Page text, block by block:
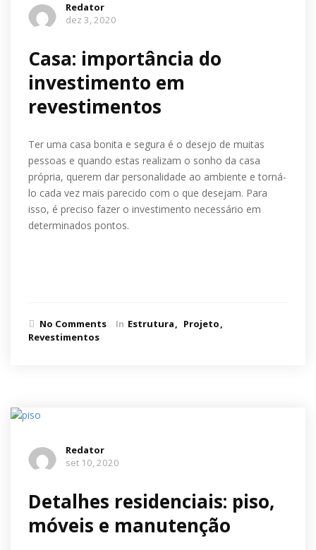
Redator
dez 3, 2020
Casa: importância do
investimento em
revestimentos
Ter uma casa bonita e segura é o desejo de muitas
pessoas e quando estas realizam o sonho da casa
própria, querem dar personalidade ao ambiente e torná-
lo cada vez mais parecido com o que desejam. Para
isso, é preciso fazer o investimento necessário em
determinados pontos.
No Comments In Estrutura
Projeto
Revestimentos
Redator
set 10, 2020
Detalhes residenciais: piso,
móveis e manutenção